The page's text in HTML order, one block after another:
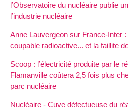
l’Observatoire du nucléaire publie
l’industrie nucléaire
Anne Lauvergeon sur France-Inter :
coupable radioactive... et la faillite
Scoop : l’électricité produite par le
Flamanville coûtera 2,5 fois plus
parc nucléaire
Nucléaire - Cuve défectueuse du